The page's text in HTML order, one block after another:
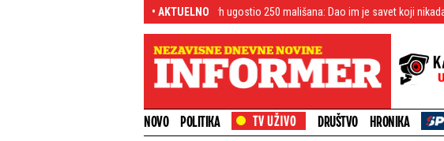
• AKTUELNO
Patrijarh ugostio 250 mališana: Dao im je savet koji nikada neće zaboraviti
NOVO POLITIKA DRUŠTVO HRONIKA